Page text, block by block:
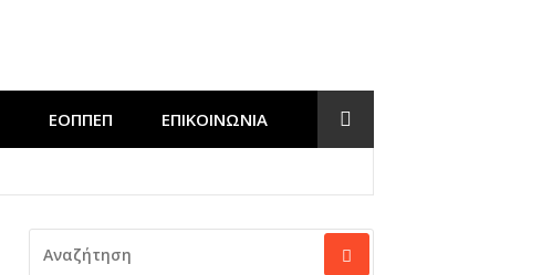
ΕΟΠΠΕΠ ΕΠΙΚΟΙΝΩΝΊΑ
ΓΙΑ: